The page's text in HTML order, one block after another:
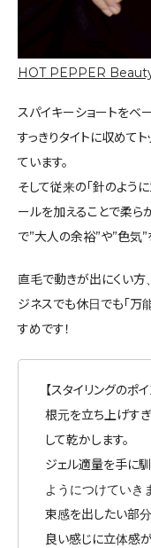
HOT PEPPER
スパイキーショートをベ
すっきりタイトに収めて
ています。
そして従来の「針のよう
ールを加えることで柔ら
で”大人の余裕”や”色気
直毛で動きが出にくい
ジネスでも休日でも「万
すめです！
【スタイリングのポイ
根元を立ち上げす
して乾かします。
ジェル適量を手に
ようにつけていき
束感を出したい部
良い感じに立体感が